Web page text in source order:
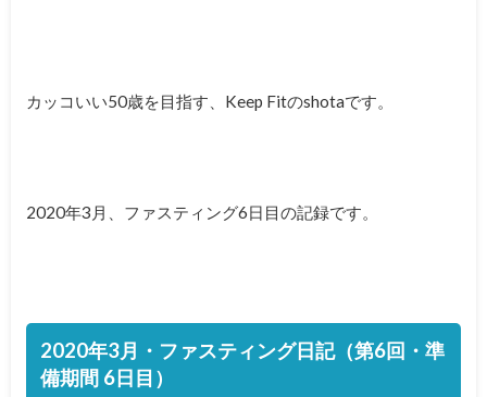
カッコいい50歳を目指す、Keep Fitのshotaです。
2020年3月、ファスティング6日目の記録です。
2020年3月・ファスティング日記（第6回・準
備期間 6日目）